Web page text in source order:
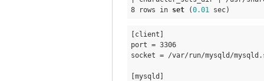
8 rows in set (0.01
[client]
port = 3306
socket = /var/run/mysqld/